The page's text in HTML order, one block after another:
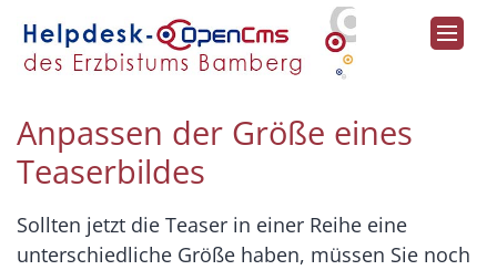
Zum Inhalt springen
Anpassen der Größe eines
Teaserbildes
Sollten jetzt die Teaser in einer Reihe eine
unterschiedliche Größe haben, müssen Sie noch